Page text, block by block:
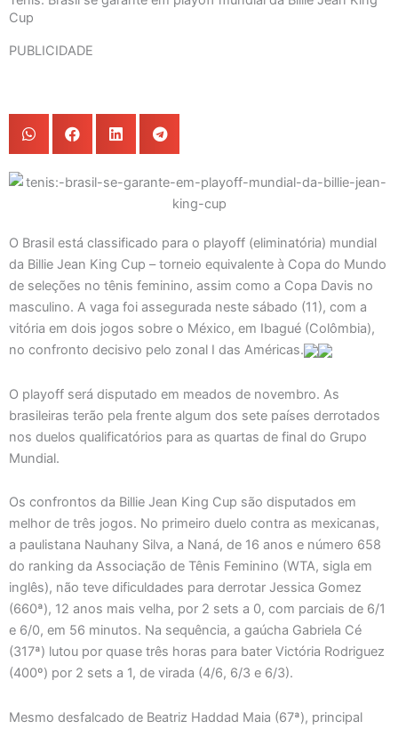
Cup
PUBLICIDADE
O Brasil está classificado para o playoff (eliminatória) mundial
da Billie Jean King Cup – torneio equivalente à Copa do Mundo
de seleções no tênis feminino, assim como a Copa Davis no
masculino. A vaga foi assegurada neste sábado (11), com a
vitória em dois jogos sobre o México, em Ibagué (Colômbia),
no confronto decisivo pelo zonal I das Américas.
O playoff será disputado em meados de novembro. As
brasileiras terão pela frente algum dos sete países derrotados
nos duelos qualificatórios para as quartas de final do Grupo
Mundial.
Os confrontos da Billie Jean King Cup são disputados em
melhor de três jogos. No primeiro duelo contra as mexicanas,
a paulistana Nauhany Silva, a Naná, de 16 anos e número 658
do ranking da Associação de Tênis Feminino (WTA, sigla em
inglês), não teve dificuldades para derrotar Jessica Gomez
(660ª), 12 anos mais velha, por 2 sets a 0, com parciais de 6/1
e 6/0, em 56 minutos. Na sequência, a gaúcha Gabriela Cé
(317ª) lutou por quase três horas para bater Victória Rodriguez
(400º) por 2 sets a 1, de virada (4/6, 6/3 e 6/3).
Mesmo desfalcado de Beatriz Haddad Maia (67ª), principal